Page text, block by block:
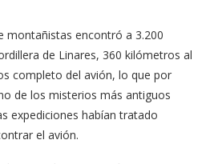
montañistas encontró a 3.200
de Linares, 360 kilómetros al
completo del avión, lo que por
de los misterios más antiguos
expediciones habían tratado
el avión.